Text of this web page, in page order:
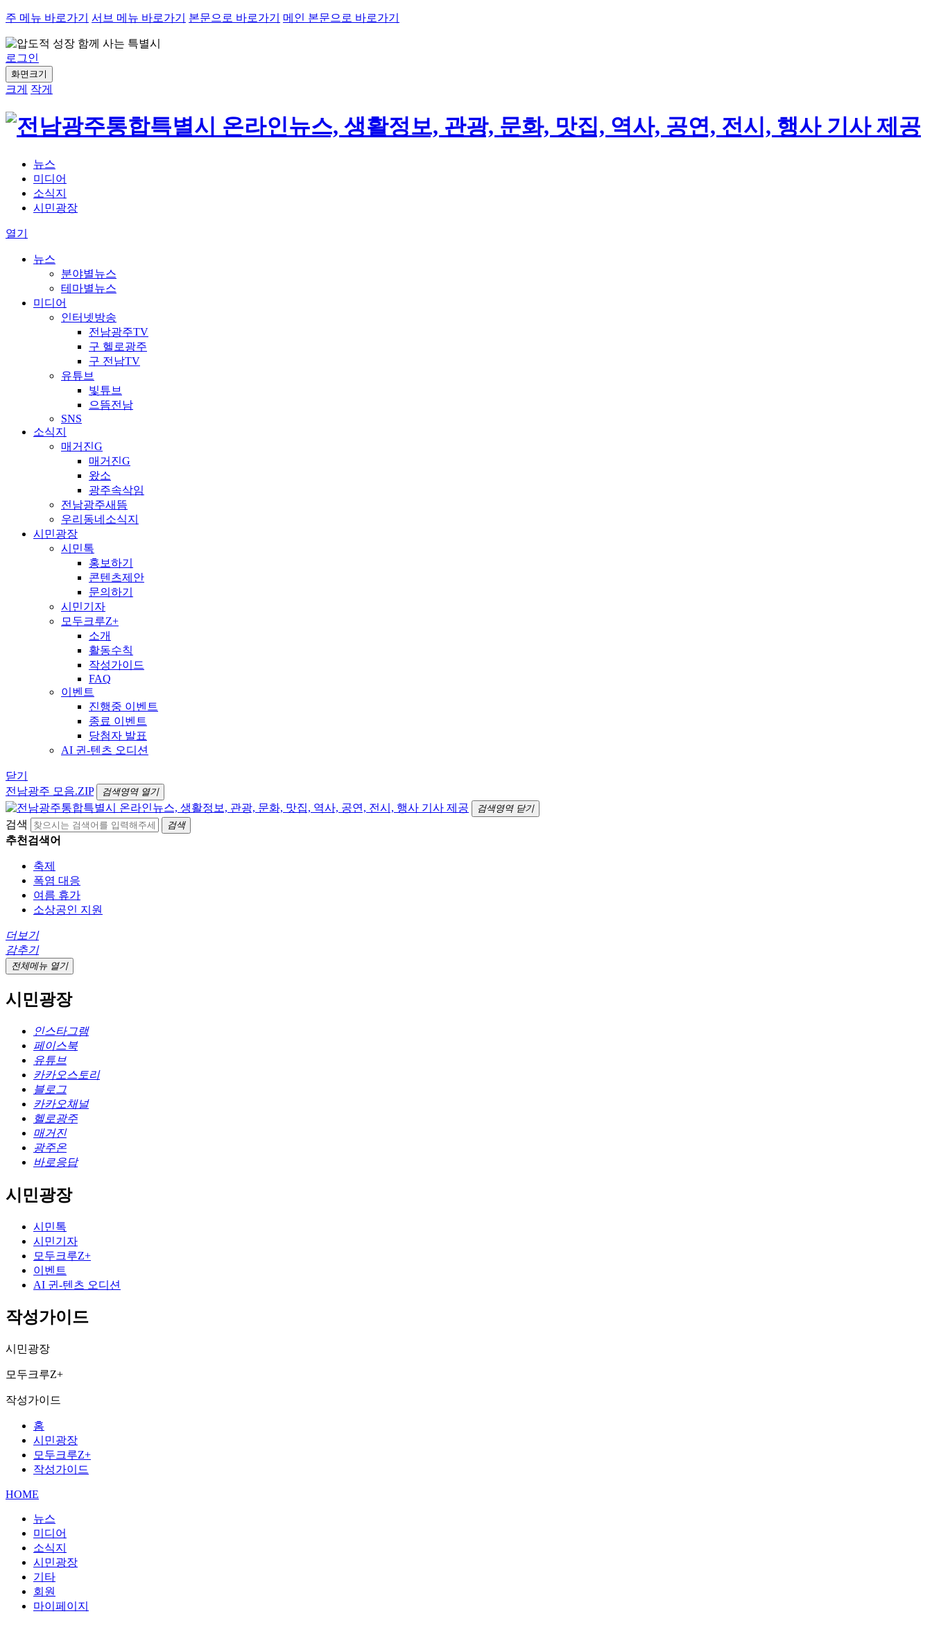
주 메뉴 바로가기 서브 메뉴 바로가기 본문으로 바로가기 메인 본문으로 바로가기
로그인
화면크기
크게 작게
뉴스
미디어
소식지
시민광장
열기
뉴스
분야별뉴스
테마별뉴스
미디어
인터넷방송
전남광주TV
구 헬로광주
구 전남TV
유튜브
빛튜브
으뜸전남
SNS
소식지
매거진G
매거진G
왔소
광주속삭임
전남광주새뜸
우리동네소식지
시민광장
시민톡
홍보하기
콘텐츠제안
문의하기
시민기자
모두크루Z+
소개
활동수칙
작성가이드
FAQ
이벤트
진행중 이벤트
종료 이벤트
당첨자 발표
AI 귄-텐츠 오디션
닫기
전남광주 모음.ZIP
검색영역 열기
검색영역 닫기
검색 검색
추천검색어
축제
폭염 대응
여름 휴가
소상공인 지원
더보기
감추기
전체메뉴 열기
시민광장
인스타그램
페이스북
유튜브
카카오스토리
블로그
카카오채널
헬로광주
매거진
광주온
바로응답
시민광장
시민톡
시민기자
모두크루Z+
이벤트
AI 귄-텐츠 오디션
작성가이드
시민광장
모두크루Z+
작성가이드
홈
시민광장
모두크루Z+
작성가이드
HOME
뉴스
미디어
소식지
시민광장
기타
회원
마이페이지